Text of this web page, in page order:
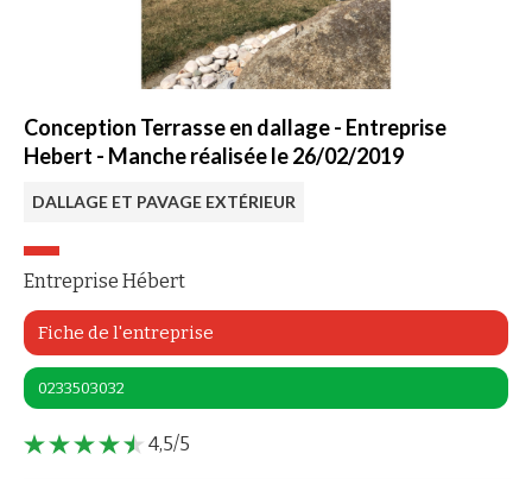
Conception Terrasse en dallage - Entreprise
Hebert - Manche réalisée le 26/02/2019
DALLAGE ET PAVAGE EXTÉRIEUR
Entreprise Hébert
Fiche de l'entreprise
0233503032
4,5/5